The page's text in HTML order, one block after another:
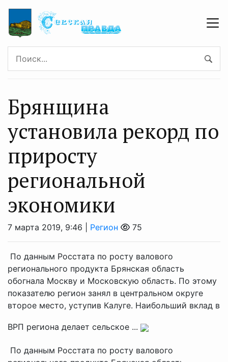
Брянщина
установила рекорд по
приросту
региональной
экономики
7 марта 2019, 9:46 | Регион 75
По данным Росстата по росту валового
регионального продукта Брянская область
обогнала Москву и Московскую область. По этому
показателю регион занял в центральном округе
второе место, уступив Калуге. Наибольший вклад в
ВРП региона делает сельское ...
По данным Росстата по росту валового